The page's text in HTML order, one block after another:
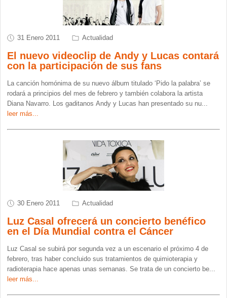
31 Enero 2011 Actualidad
El nuevo videoclip de Andy y Lucas contará
con la participación de sus fans
La canción homónima de su nuevo álbum titulado ‘Pido la palabra’ se
rodará a principios del mes de febrero y también colabora la artista
Diana Navarro. Los gaditanos Andy y Lucas han presentado su nu
leer más...
30 Enero 2011 Actualidad
Luz Casal ofrecerá un concierto benéfico
en el Día Mundial contra el Cáncer
Luz Casal se subirá por segunda vez a un escenario el próximo 4 de
febrero, tras haber concluido sus tratamientos de quimioterapia y
radioterapia hace apenas unas semanas. Se trata de un concierto be
leer más...